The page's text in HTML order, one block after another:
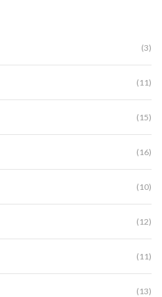
(3)
(11)
(15)
(16)
(10)
(12)
(11)
(13)